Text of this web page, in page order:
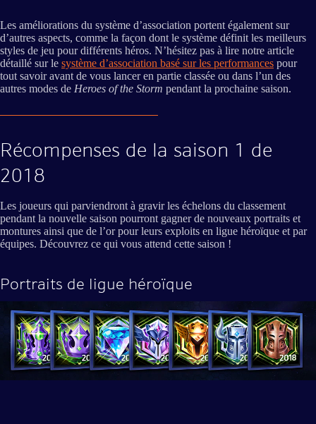
Les améliorations du système d’association portent également sur
d’autres aspects, comme la façon dont le système définit les meilleurs
styles de jeu pour différents héros. N’hésitez pas à lire notre article
détaillé sur le système d’association basé sur les performances pour
tout savoir avant de vous lancer en partie classée ou dans l’un des
autres modes de Heroes of the Storm pendant la prochaine saison.
Récompenses de la saison 1 de
2018
Les joueurs qui parviendront à gravir les échelons du classement
pendant la nouvelle saison pourront gagner de nouveaux portraits et
montures ainsi que de l’or pour leurs exploits en ligue héroïque et par
équipes. Découvrez ce qui vous attend cette saison !
Portraits de ligue héroïque